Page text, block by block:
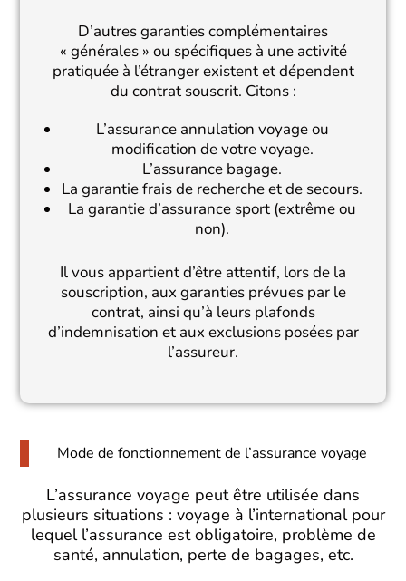
D’autres garanties complémentaires
« générales » ou spécifiques à une activité
pratiquée à l’étranger existent et dépendent
du contrat souscrit. Citons :
L’assurance annulation voyage ou
modification de votre voyage.
L’assurance bagage.
La garantie frais de recherche et de secours.
La garantie d’assurance sport (extrême ou
non).
Il vous appartient d’être attentif, lors de la
souscription, aux garanties prévues par le
contrat, ainsi qu’à leurs plafonds
d’indemnisation et aux exclusions posées par
l’assureur.
Mode de fonctionnement de l’assurance voyage
L’assurance voyage peut être utilisée dans
plusieurs situations : voyage à l’international pour
lequel l’assurance est obligatoire, problème de
santé, annulation, perte de bagages, etc.